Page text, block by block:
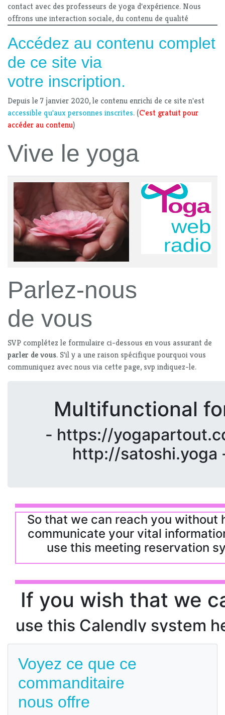
contact avec des professeurs de yoga d'expérience. Nous
offrons une interaction sociale, du contenu de qualité
Accédez au contenu complet
de ce site via
votre inscription.
Depuis le 7 janvier 2020, le contenu enrichi de ce site n'est
accessible qu'aux personnes inscrites. (C'est gratuit pour
accéder au contenu)
Vive le yoga
Parlez-nous
de vous
SVP complétez le formulaire ci-dessous en vous assurant de
parler de vous. S'il y a une raison spécifique pourquoi vous
communiquez avec nous via cette page, svp indiquez-le.
Voyez ce que ce
commanditaire
nous offre